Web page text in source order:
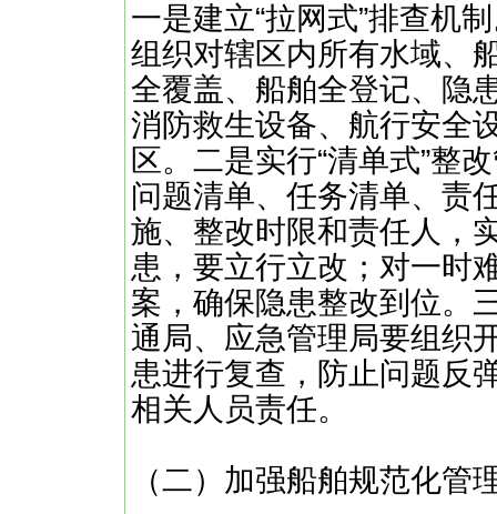
一是建立“拉网式”排查机
组织对辖区内所有水域、
全覆盖、船舶全登记、隐
消防救生设备、航行安全
区。二是实行“清单式”整
问题清单、任务清单、责
施、整改时限和责任人，
患，要立行立改；对一时
案，确保隐患整改到位。
通局、应急管理局要组织
患进行复查，防止问题反
相关人员责任。
（二）加强船舶规范化管